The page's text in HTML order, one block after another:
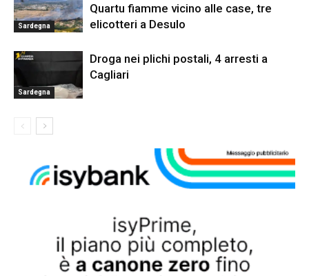
Sardegna
Quartu fiamme vicino alle case, tre
elicotteri a Desulo
Sardegna
Droga nei plichi postali, 4 arresti a
Cagliari